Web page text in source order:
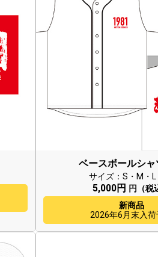
ベースボールシ
サイズ：S・M・L
5,000円
円（税
新商品
2026年6月末入荷